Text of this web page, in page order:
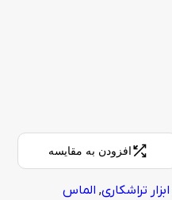
افزودن به مقایسه
ابزار تراشکاری, الماس